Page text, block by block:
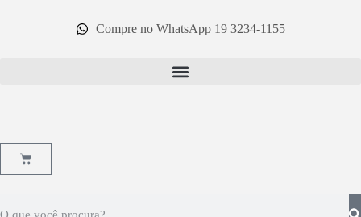
Compre no WhatsApp 19 3234-1155